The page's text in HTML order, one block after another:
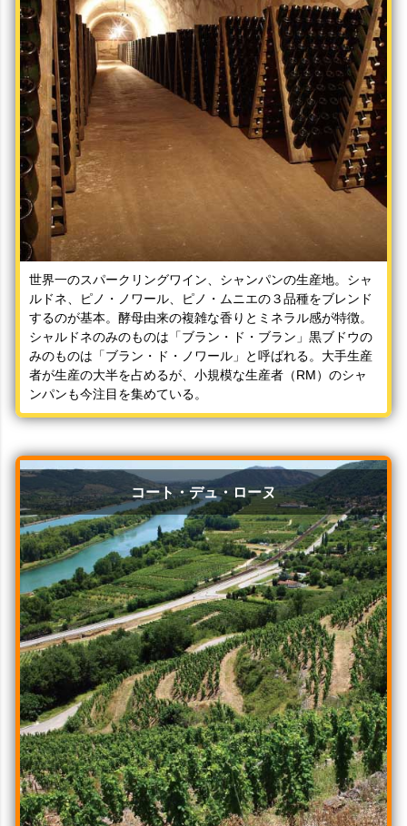
世界一のスパークリングワイン、シャンパンの生産地。シャ
ルドネ、ピノ・ノワール、ピノ・ムニエの３品種をブレンド
するのが基本。酵母由来の複雑な香りとミネラル感が特徴。
シャルドネのみのものは「ブラン・ド・ブラン」黒ブドウの
みのものは「ブラン・ド・ノワール」と呼ばれる。大手生産
者が生産の大半を占めるが、小規模な生産者（RM）のシャ
ンパンも今注目を集めている。
コート・デュ・ローヌ